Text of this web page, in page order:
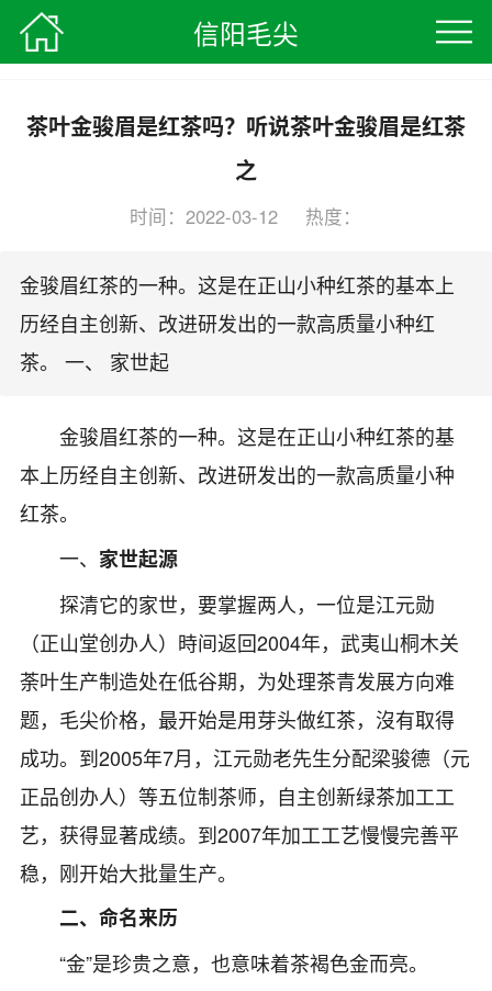
信阳毛尖
信阳毛尖 茶叶知识> 正文
茶叶金骏眉是红茶吗？听说茶叶金骏眉是红茶
之
时间：2022-03-12 热度：
金骏眉红茶的一种。这是在正山小种红茶的基本上
历经自主创新、改进研发出的一款高质量小种红
茶。 一、 家世起
金骏眉红茶的一种。这是在正山小种红茶的基
本上历经自主创新、改进研发出的一款高质量小种
红茶。
一、 家世起源
探清它的家世，要掌握两人，一位是江元勋
（正山堂创办人）時间返回2004年，武夷山桐木关
荼叶生产制造处在低谷期，为处理茶青发展方向难
题， 毛尖价格，最开始是用芽头做红茶，沒有取得
成功。到2005年7月，江元勋老先生分配梁骏德（元
正品创办人）等五位制茶师，自主创新绿茶加工工
艺，获得显著成绩。到2007年加工工艺慢慢完善平
稳，刚开始大批量生产。
二、 命名来历
“金”是珍贵之意，也意味着茶褐色金而亮。